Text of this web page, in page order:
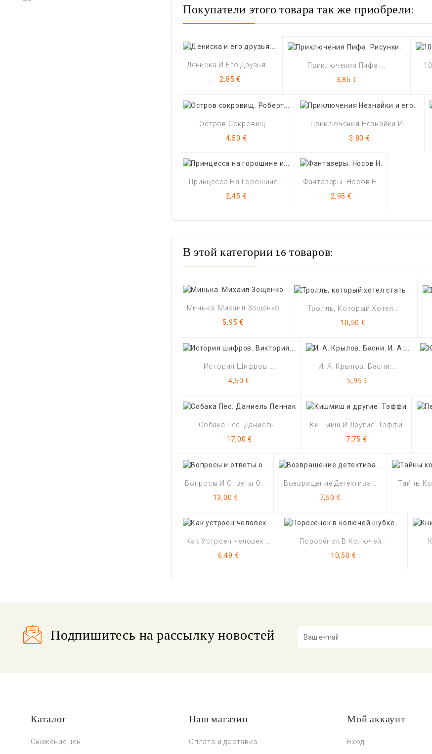
Покупатели этого товара так же приобрели:
Дениска И Его Друзья....
Цена
2,85 €
Приключения Пифа....
Цена
3,85 €
Остров Сокровищ....
Цена
4,50 €
Приключения Незнайки И...
Цена
3,80 €
Принцесса На Горошине...
Цена
2,45 €
Фантазеры. Носов Н.
Цена
2,95 €
В этой категории 16 товаров:
Минька. Михаил Зощенко
Цена
5,95 €
Тролль, Который Хотел...
Цена
10,50 €
История Шифров....
Цена
4,50 €
И. А. Крылов. Басни....
Цена
5,95 €
Собака Пес. Даниель...
Цена
17,00 €
Кишмиш И Другие. Тэффи
Цена
7,75 €
Вопросы И Ответы О...
Цена
13,00 €
Возвращение Детектива...
Цена
7,50 €
Тайны
Как Устроен Человек....
Цена
6,49 €
Поросёнок В Колючей...
Цена
10,50 €
Подпишитесь на рассылку новостей
Каталог
Снижение цен
Наш магазин
Оплата и доставка
Мой аккаунт
Вход